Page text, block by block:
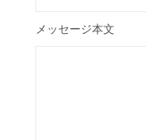
メッセージ本文